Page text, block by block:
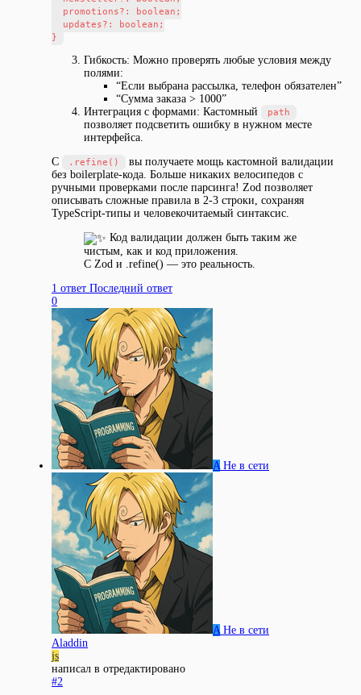
  promotions?: boolean;
  updates?: boolean;
Гибкость: Можно проверять любые условия между
полями:
“Если выбрана рассылка, телефон обязателен”
“Сумма заказа > 1000”
Интеграция с формами: Кастомный
path
позволяет подсветить ошибку в нужном месте
интерфейса.
С
.refine()
вы получаете мощь кастомной валидации
без boilerplate-кода. Больше никаких велосипедов с
ручными проверками после парсинга! Zod позволяет
описывать сложные правила в 2-3 строки, сохраняя
TypeScript-типы и человекочитаемый синтаксис.
Код валидации должен быть таким же
чистым, как и код приложения.
С Zod и .refine() — это реальность.
1 ответ Последний ответ
0
A Не в сети
A Не в сети
Aladdin
js
написал в отредактировано
#2